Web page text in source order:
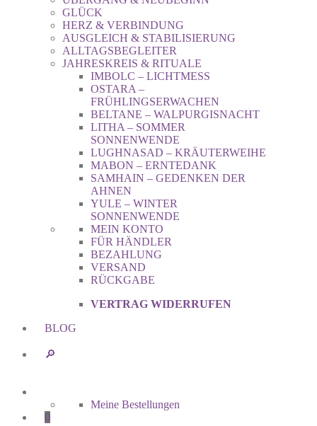
GLÜCK
HERZ & VERBINDUNG
AUSGLEICH & STABILISIERUNG
ALLTAGSBEGLEITER
JAHRESKREIS & RITUALE
IMBOLC – LICHTMESS
OSTARA –
FRÜHLINGSERWACHEN
BELTANE – WALPURGISNACHT
LITHA – SOMMER
SONNENWENDE
LUGHNASAD – KRÄUTERWEIHE
MABON – ERNTEDANK
SAMHAIN – GEDENKEN DER
AHNEN
YULE – WINTER
SONNENWENDE
MEIN KONTO
FÜR HÄNDLER
BEZAHLUNG
VERSAND
RÜCKGABE
VERTRAG WIDERRUFEN
BLOG
🔎︎
Meine Bestellungen
0